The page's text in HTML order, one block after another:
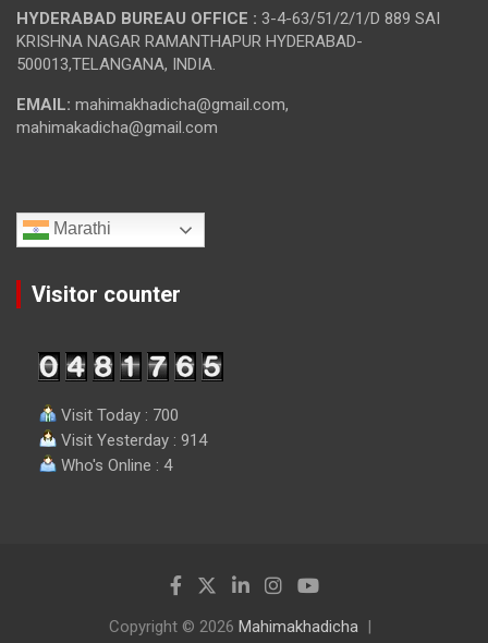
HYDERABAD BUREAU OFFICE : 3-4-63/51/2/1/D 889 SAI
KRISHNA NAGAR RAMANTHAPUR HYDERABAD-
500013,TELANGANA, INDIA.
EMAIL: mahimakhadicha@gmail.com,
mahimakadicha@gmail.com
Marathi
Visitor counter
Visit Today : 700
Visit Yesterday : 914
Who's Online : 4
Copyright © 2026 Mahimakhadicha